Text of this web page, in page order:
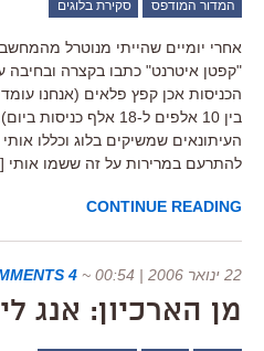
המדור המודפס סקירת בלוגים
אחרי יומיים שהייתי מנוטרל
"קפטן איטרנט" כתבו בקצרה ובחיבה
הכניסות אכן קפץ פלאים (אנחנו
בין 10 אלפים ל-18 אלף
העיתונאים שמשיקים בלוג וכללו
להתרעם במרירות על זה ששמו
CONTINUE READING
22 ינואר 2006 | 00:54 ~
4 COMMENTS
מן הארכיון: אנג לי